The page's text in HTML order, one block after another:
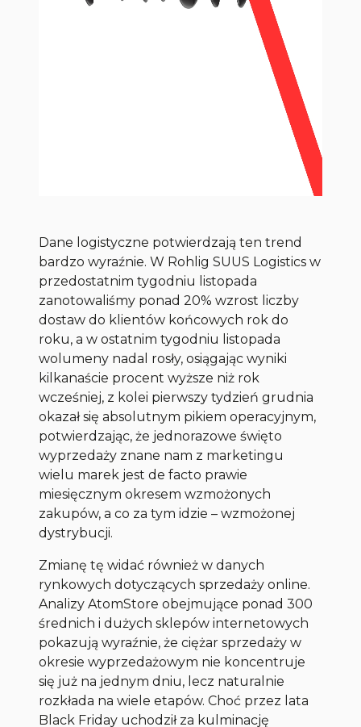
Dane logistyczne potwierdzają ten trend
bardzo wyraźnie. W Rohlig SUUS Logistics w
przedostatnim tygodniu listopada
zanotowaliśmy ponad 20% wzrost liczby
dostaw do klientów końcowych rok do
roku, a w ostatnim tygodniu listopada
wolumeny nadal rosły, osiągając wyniki
kilkanaście procent wyższe niż rok
wcześniej, z kolei pierwszy tydzień grudnia
okazał się absolutnym pikiem operacyjnym,
potwierdzając, że jednorazowe święto
wyprzedaży znane nam z marketingu
wielu marek jest de facto prawie
miesięcznym okresem wzmożonych
zakupów, a co za tym idzie – wzmożonej
dystrybucji.
Zmianę tę widać również w danych
rynkowych dotyczących sprzedaży online.
Analizy AtomStore obejmujące ponad 300
średnich i dużych sklepów internetowych
pokazują wyraźnie, że ciężar sprzedaży w
okresie wyprzedażowym nie koncentruje
się już na jednym dniu, lecz naturalnie
rozkłada na wiele etapów. Choć przez lata
Black Friday uchodził za kulminację